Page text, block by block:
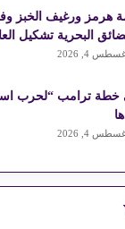
هرمز ورغيف الخبز
البحرية تشكيل
4, 2026
ترامب “لحرب
4, 2026